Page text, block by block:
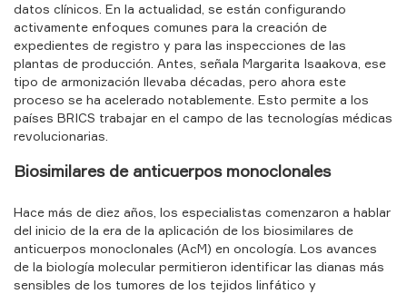
datos clínicos. En la actualidad, se están configurando
activamente enfoques comunes para la creación de
expedientes de registro y para las inspecciones de las
plantas de producción. Antes, señala Margarita Isaakova, ese
tipo de armonización llevaba décadas, pero ahora este
proceso se ha acelerado notablemente. Esto permite a los
países BRICS trabajar en el campo de las tecnologías médicas
revolucionarias.
Biosimilares de anticuerpos monoclonales
Hace más de diez años, los especialistas comenzaron a hablar
del inicio de la era de la aplicación de los biosimilares de
anticuerpos monoclonales (AcM) en oncología. Los avances
de la biología molecular permitieron identificar las dianas más
sensibles de los tumores de los tejidos linfático y